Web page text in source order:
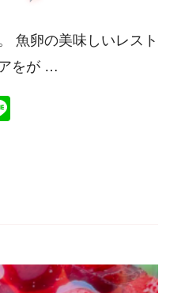
ミ
魚卵の美味しいレスト
をが …